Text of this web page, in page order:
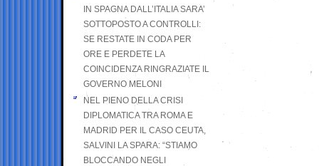
IN SPAGNA DALL’ITALIA SARA’
SOTTOPOSTO A CONTROLLI:
SE RESTATE IN CODA PER
ORE E PERDETE LA
COINCIDENZA RINGRAZIATE IL
GOVERNO MELONI
NEL PIENO DELLA CRISI
DIPLOMATICA TRA ROMA E
MADRID PER IL CASO CEUTA,
SALVINI LA SPARA: “STIAMO
BLOCCANDO NEGLI